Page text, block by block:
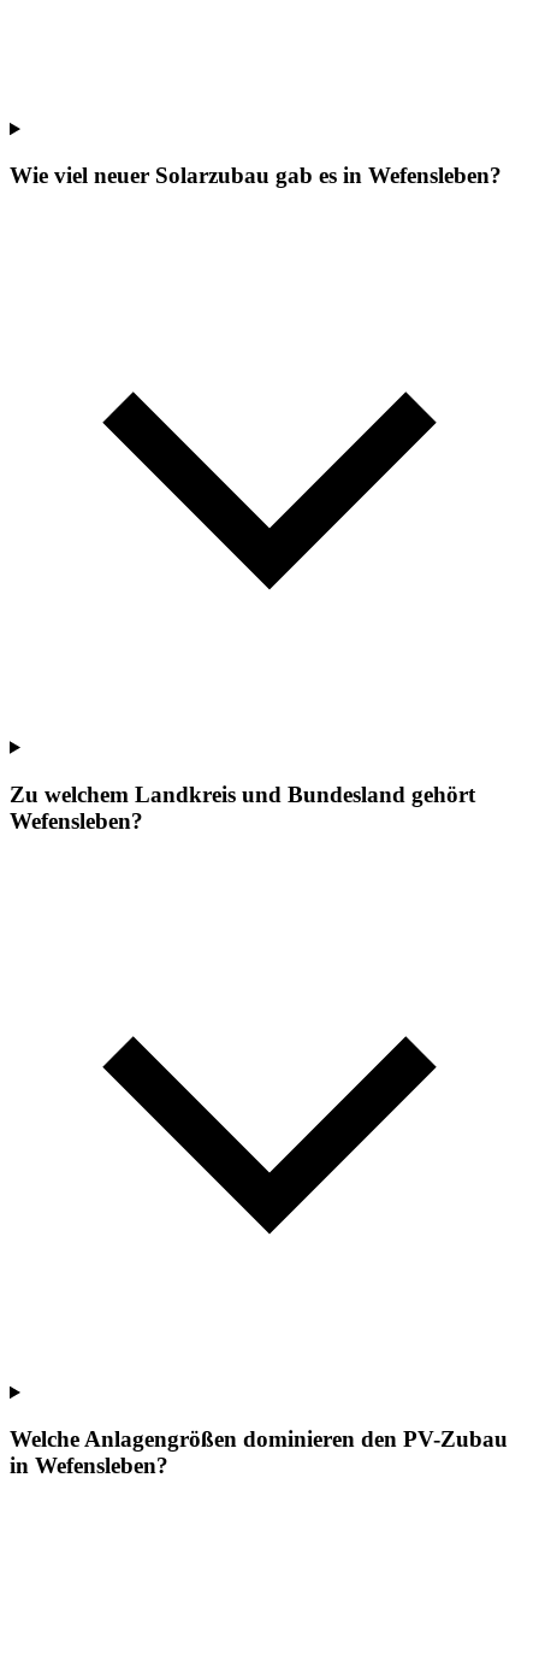
Wie viel neuer Solarzubau gab es in Wefensleben?
Zu welchem Landkreis und Bundesland gehört
Wefensleben?
Welche Anlagengrößen dominieren den PV-Zubau
in Wefensleben?